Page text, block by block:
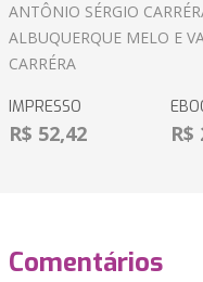
ANTÔNIO SÉRGIO
ALBUQUERQUE MELO E
CARRÉRA
IMPRESSO
R$ 52,42 R$
Comentários